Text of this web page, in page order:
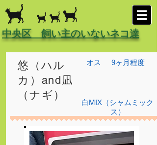
中央区 飼い主のいないネコ達
オス
悠（ハル
カ）and凪
（ナギ）
9ヶ月程度
白MIX（シャムミック
ス）